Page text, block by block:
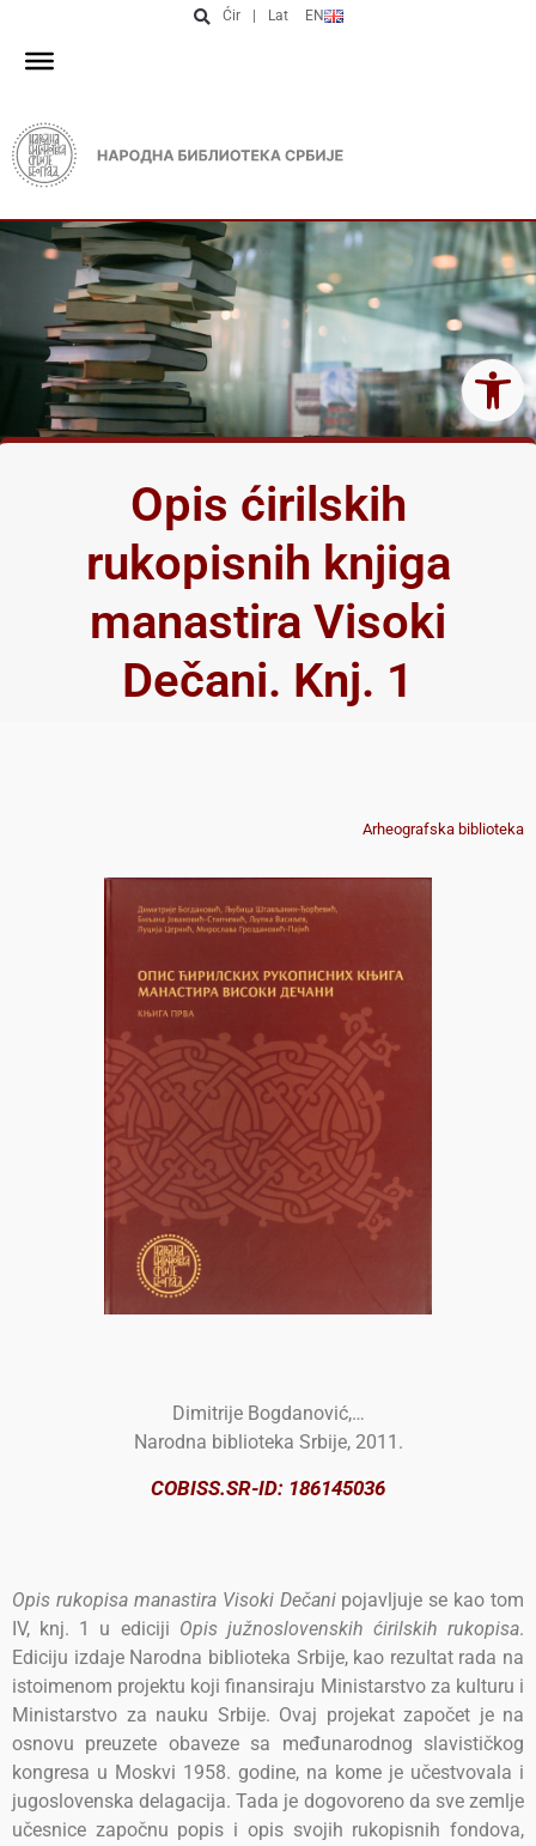
Ćir Lat EN
Opis ćirilskih
rukopisnih knjiga
manastira Visoki
Dečani. Knj. 1
Arheografska biblioteka
Dimitrije Bogdanović,…
Narodna biblioteka Srbije, 2011.
COBISS.SR-ID: 186145036
Opis rukopisa manastira Visoki Dečanipojavljuje se kao tom
IV, knj. 1 u ediciji Opis južnoslovenskih ćirilskih rukopisa.
Ediciju izdaje Narodna biblioteka Srbije, kao rezultat rada na
istoimenom projektu koji finansiraju Ministarstvo za kulturu i
Ministarstvo za nauku Srbije. Ovaj projekat započet je na
osnovu preuzete obaveze sa međunarodnog slavističkog
kongresa u Moskvi 1958. godine, na kome je učestvovala i
jugoslovenska delagacija. Tada je dogovoreno da sve zemlje
učesnice započnu popis i opis svojih rukopisnih fondova,